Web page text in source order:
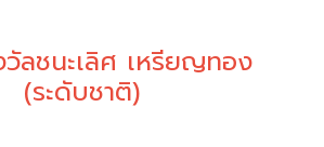
วัลชนะเลิศ เหรียญทอง
(ระดับชาติ)